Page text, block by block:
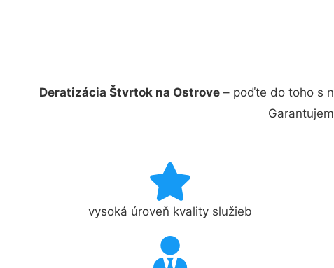
Deratizácia Štvrtok na Ostrove – poďte do toho s
vysoká úroveň kvality služieb